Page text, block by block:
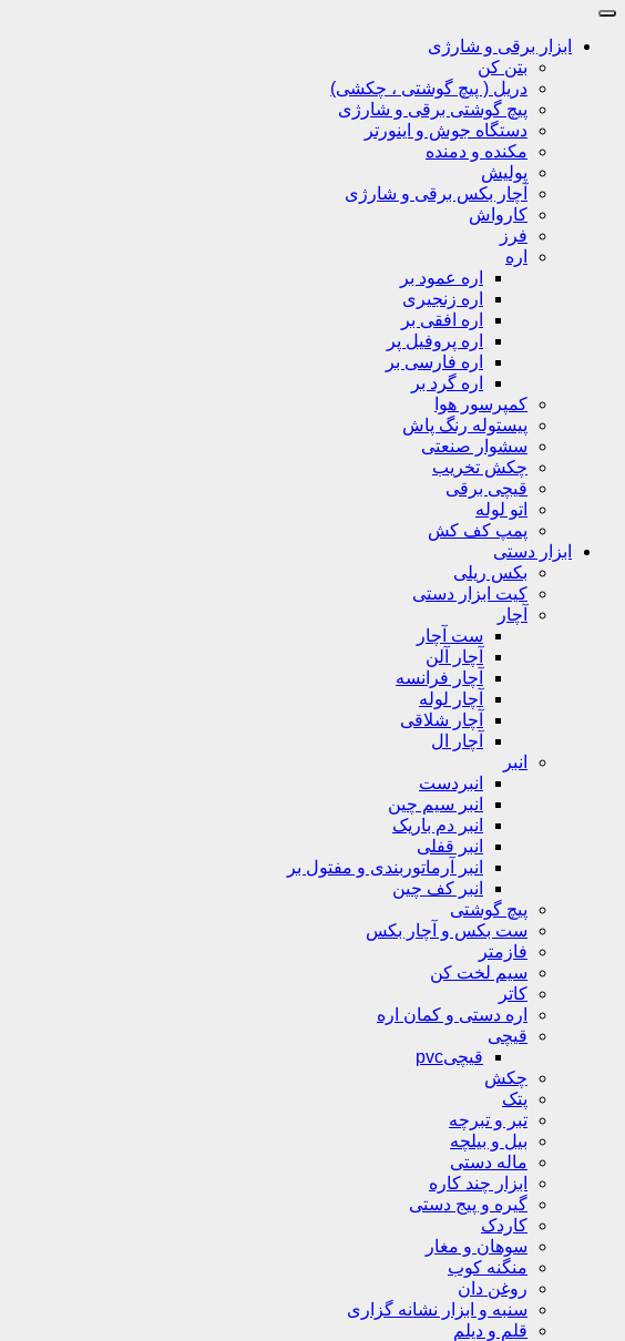
ابزار برقی و شارژی
بتن کن
دریل ( پیچ گوشتی ، چکشی)
پیچ گوشتی برقی و شارژی
دستگاه جوش و اینورتر
مکنده و دمنده
پولیش
آچار بکس برقی و شارژی
کارواش
فرز
اره
اره عمود بر
اره زنجیری
اره افقی بر
اره پروفیل پر
اره فارسی بر
اره گرد بر
کمپرسور هوا
پیستوله رنگ پاش
سشوار صنعتی
چکش تخریب
قیچی برقی
اتو لوله
پمپ کف کش
ابزار دستی
بکس ریلی
کیت ابزار دستی
آچار
ست آچار
آچار آلن
آچار فرانسه
آچار لوله
آچار شلاقی
آچار ال
انبر
انبردست
انبر سیم چین
انبر دم باریک
انبر قفلی
انبر آرماتوربندی و مفتول بر
انبر کف چین
پیچ گوشتی
ست بکس و آچار بکس
فازمتر
سیم لخت کن
کاتر
اره دستی و کمان اره
قیچی
قیچیpvc
چکش
پتک
تبر و تبرچه
بیل و بیلچه
ماله دستی
ابزار چند کاره
گیره و پیج دستی
کاردک
سوهان و مغار
منگنه کوب
روغن دان
سنبه و ابزار نشانه گزاری
قلم و دیلم